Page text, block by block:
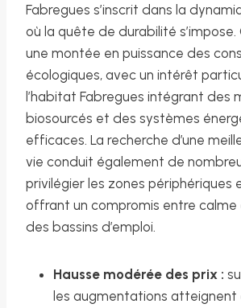
Fabregues s’inscrit dans la
où la quête de durabilité
une montée en puissance des
écologiques, avec un intérêt
l’habitat Fabregues intégrant des
biosourcés et des systèmes
efficaces. La recherche d’une
vie conduit également de
privilégier les zones périphériques
offrant un compromis entre calme
des bassins d’emploi.
Hausse modérée des prix :
les augmentations atteignent